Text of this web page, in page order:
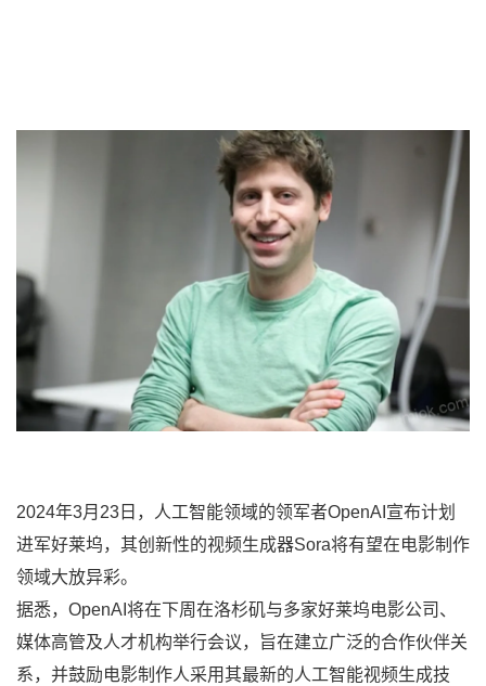
2024年3月23日，人工智能领域的领军者OpenAI宣布计划
进军好莱坞，其创新性的视频生成器Sora将有望在电影制作
领域大放异彩。
据悉，OpenAI将在下周在洛杉矶与多家好莱坞电影公司、
媒体高管及人才机构举行会议，旨在建立广泛的合作伙伴关
系，并鼓励电影制作人采用其最新的人工智能视频生成技